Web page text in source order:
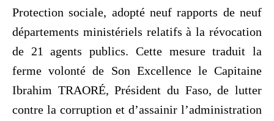
Protection sociale, adopté neuf rapports de neuf
départements ministériels relatifs à la révocation
de 21 agents publics. Cette mesure traduit la
ferme volonté de Son Excellence le Capitaine
Ibrahim TRAORÉ, Président du Faso, de lutter
contre la corruption et d’assainir l’administration